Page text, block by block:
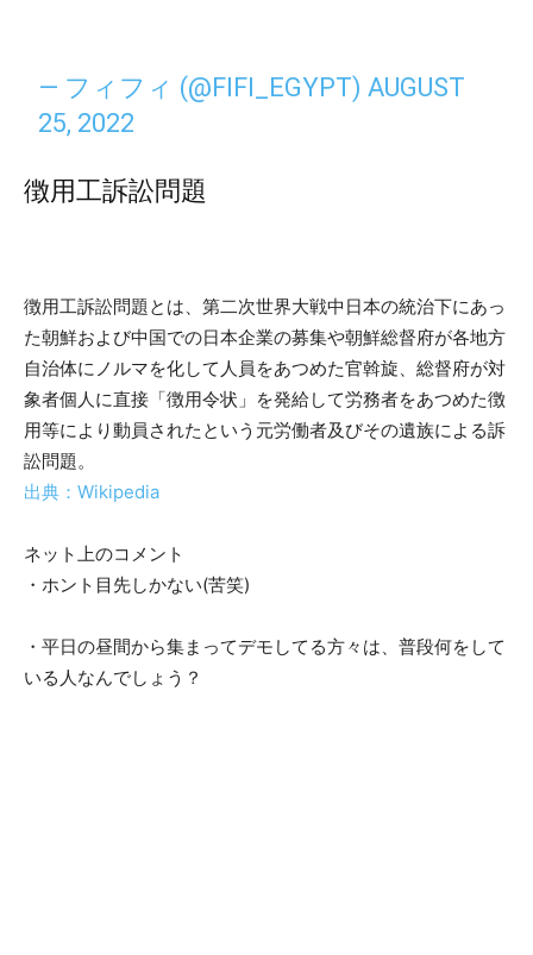
— フィフィ (@FIFI_EGYPT)AUGUST
25, 2022
徴用工訴訟問題
徴用工訴訟問題とは、第二次世界大戦中日本の統治下にあっ
た朝鮮および中国での日本企業の募集や朝鮮総督府が各地方
自治体にノルマを化して人員をあつめた官斡旋、総督府が対
象者個人に直接「徴用令状」を発給して労務者をあつめた徴
用等により動員されたという元労働者及びその遺族による訴
訟問題。
出典：Wikipedia
ネット上のコメント
・ホント目先しかない(苦笑)
・平日の昼間から集まってデモしてる方々は、普段何をして
いる人なんでしょう？